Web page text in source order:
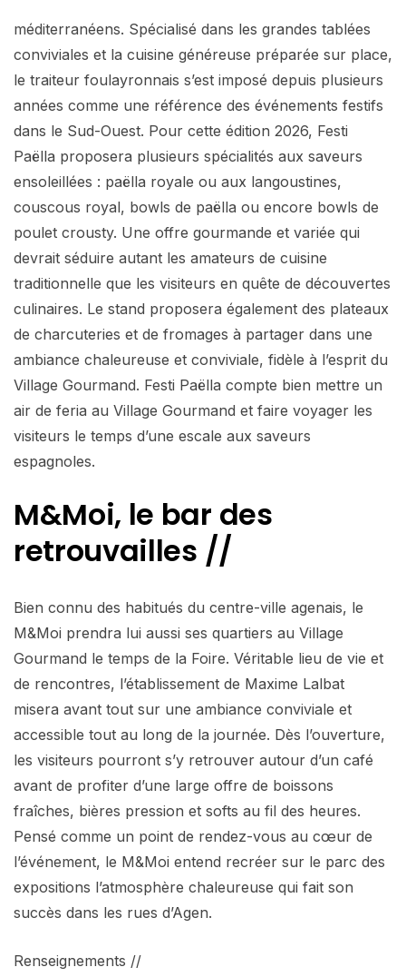
méditerranéens. Spécialisé dans les grandes tablées
conviviales et la cuisine généreuse préparée sur place,
le traiteur foulayronnais s’est imposé depuis plusieurs
années comme une référence des événements festifs
dans le Sud-Ouest. Pour cette édition 2026, Festi
Paëlla proposera plusieurs spécialités aux saveurs
ensoleillées : paëlla royale ou aux langoustines,
couscous royal, bowls de paëlla ou encore bowls de
poulet crousty. Une offre gourmande et variée qui
devrait séduire autant les amateurs de cuisine
traditionnelle que les visiteurs en quête de découvertes
culinaires. Le stand proposera également des plateaux
de charcuteries et de fromages à partager dans une
ambiance chaleureuse et conviviale, fidèle à l’esprit du
Village Gourmand. Festi Paëlla compte bien mettre un
air de feria au Village Gourmand et faire voyager les
visiteurs le temps d’une escale aux saveurs
espagnoles.
M&Moi, le bar des
retrouvailles //
Bien connu des habitués du centre-ville agenais, le
M&Moi prendra lui aussi ses quartiers au Village
Gourmand le temps de la Foire. Véritable lieu de vie et
de rencontres, l’établissement de Maxime Lalbat
misera avant tout sur une ambiance conviviale et
accessible tout au long de la journée. Dès l’ouverture,
les visiteurs pourront s’y retrouver autour d’un café
avant de profiter d’une large offre de boissons
fraîches, bières pression et softs au fil des heures.
Pensé comme un point de rendez-vous au cœur de
l’événement, le M&Moi entend recréer sur le parc des
expositions l’atmosphère chaleureuse qui fait son
succès dans les rues d’Agen.
Renseignements //